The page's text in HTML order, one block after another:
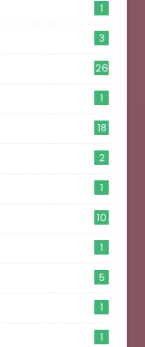
1
3
26
1
18
2
1
10
1
5
1
1